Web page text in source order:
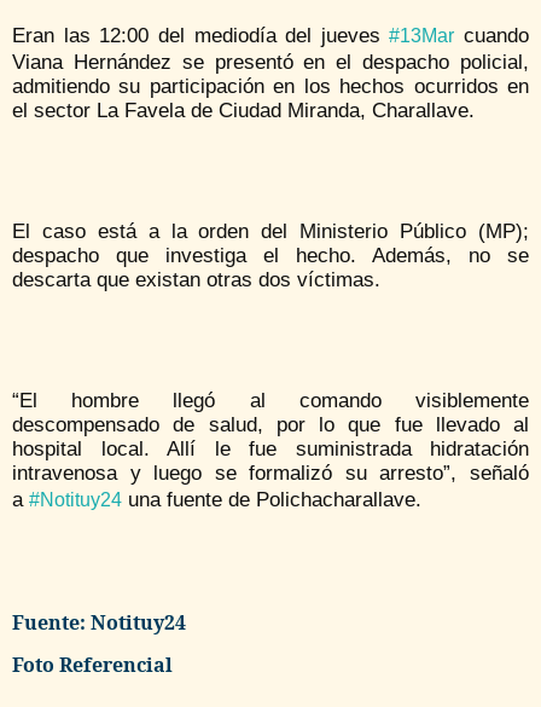
Eran las 12:00 del mediodía del jueves#13Mar cuando
Viana Hernández se presentó en el despacho policial,
admitiendo su participación en los hechos ocurridos en
el sector La Favela de Ciudad Miranda, Charallave.
El caso está a la orden del Ministerio Público (MP);
despacho que investiga el hecho. Además, no se
descarta que existan otras dos víctimas.
“El hombre llegó al comando visiblemente
descompensado de salud, por lo que fue llevado al
hospital local. Allí le fue suministrada hidratación
intravenosa y luego se formalizó su arresto”, señaló
a #Notituy24 una fuente de Polichacharallave.
Fuente: Notituy24
Foto Referencial